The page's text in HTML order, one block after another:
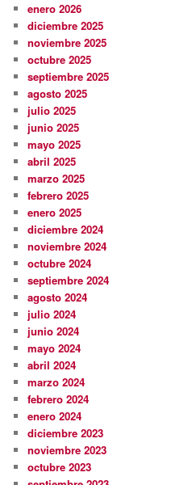
enero 2026
diciembre 2025
noviembre 2025
octubre 2025
septiembre 2025
agosto 2025
julio 2025
junio 2025
mayo 2025
abril 2025
marzo 2025
febrero 2025
enero 2025
diciembre 2024
noviembre 2024
octubre 2024
septiembre 2024
agosto 2024
julio 2024
junio 2024
mayo 2024
abril 2024
marzo 2024
febrero 2024
enero 2024
diciembre 2023
noviembre 2023
octubre 2023